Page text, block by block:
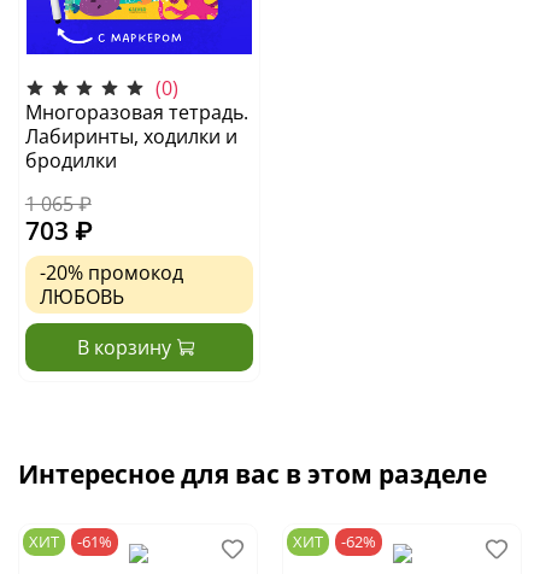
(0)
Многоразовая тетрадь.
Лабиринты, ходилки и
бродилки
1 065 ₽
703 ₽
-20% промокод
ЛЮБОВЬ
В корзину
Интересное для вас в этом разделе
ХИТ -61% ХИТ -62%